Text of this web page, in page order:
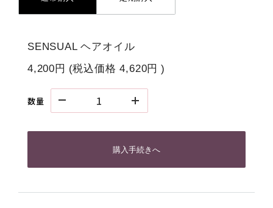
SENSUAL ヘアオイル
4,200円 (税込価格4,620円 )
数量
購入手続きへ